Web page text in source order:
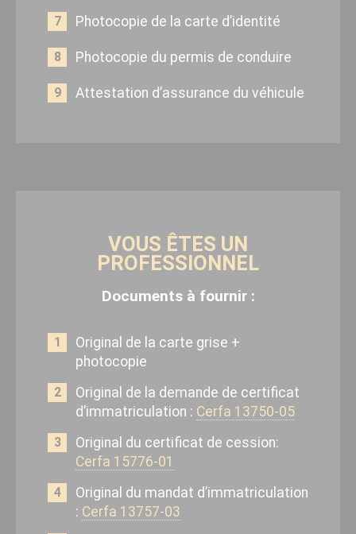
Photocopie de la carte d’identité
Photocopie du permis de conduire
Attestation d’assurance du véhicule
VOUS ÊTES UN
PROFESSIONNEL
Documents à fournir :
Original de la carte grise +
photocopie
Original de la demande de certificat
d’immatriculation : Cerfa 13750-05
Original du certificat de cession:
Cerfa 15776-01
Original du mandat d’immatriculation
: Cerfa 13757-03